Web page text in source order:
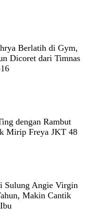
Berlatih di Gym,
Dicoret dari Timnas
dengan Rambut
Mirip Freya JKT 48
Sulung Angie Virgin
Makin Cantik